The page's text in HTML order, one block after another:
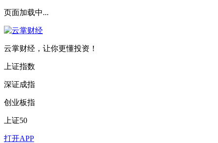
页面加载中...
云掌财经，让你更懂投资！
上证指数
深证成指
创业板指
上证50
打开APP